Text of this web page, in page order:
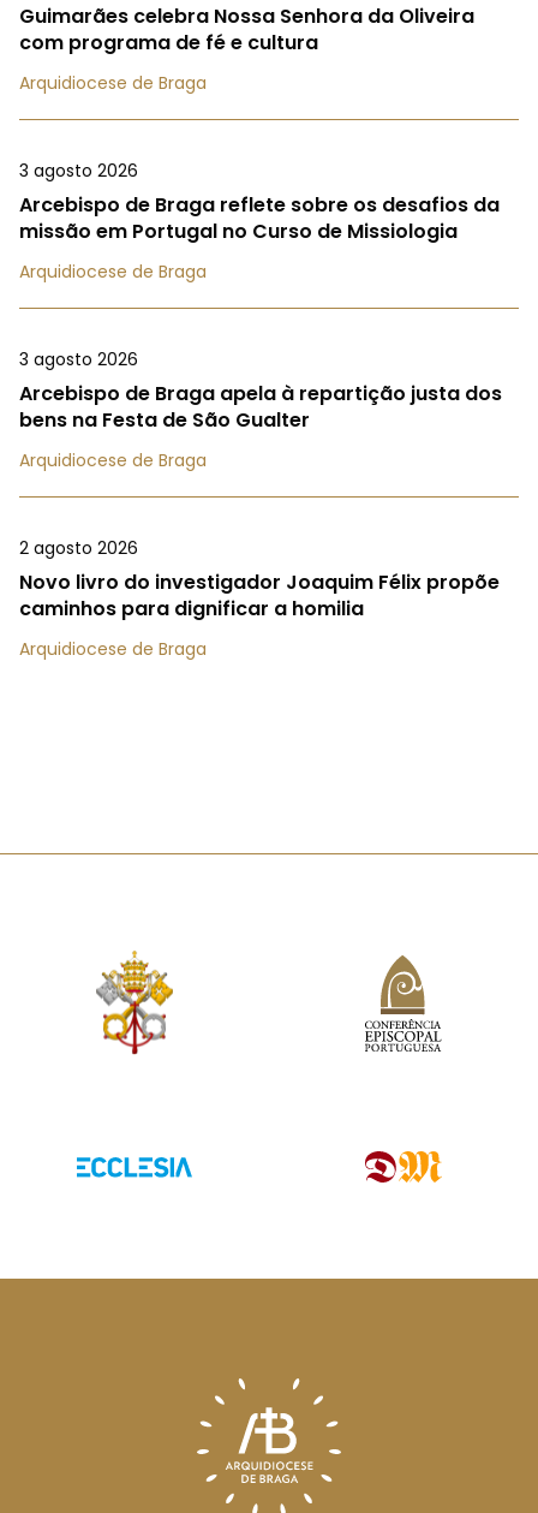
Guimarães celebra Nossa Senhora da Oliveira
com programa de fé e cultura
Arquidiocese de Braga
3 agosto 2026
Arcebispo de Braga reflete sobre os desafios da
missão em Portugal no Curso de Missiologia
Arquidiocese de Braga
3 agosto 2026
Arcebispo de Braga apela à repartição justa dos
bens na Festa de São Gualter
Arquidiocese de Braga
2 agosto 2026
Novo livro do investigador Joaquim Félix propõe
caminhos para dignificar a homilia
Arquidiocese de Braga